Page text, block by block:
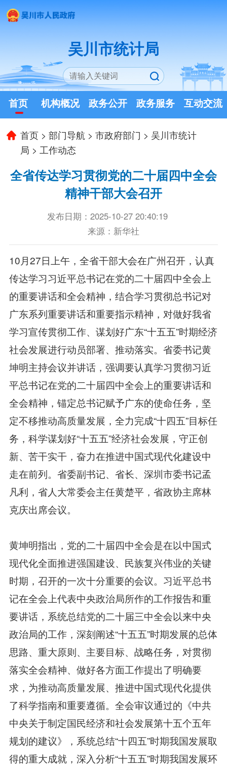
吴川市统计局
首页 机构概况 政务公开 政务服务 互动交流
首页 >部门导航 >市政府部门 > 吴川市统计
局 > 工作动态
全省传达学习贯彻党的二十届四中全会
精神干部大会召开
发布日期：2025-10-27 20:40:19
来源：新华社
10月27日上午，全省干部大会在广州召开，认真
传达学习习近平总书记在党的二十届四中全会上
的重要讲话和全会精神，结合学习贯彻总书记对
广东系列重要讲话和重要指示精神，对做好我省
学习宣传贯彻工作、谋划好广东“十五五”时期经济
社会发展进行动员部署、推动落实。省委书记黄
坤明主持会议并讲话，强调要认真学习贯彻习近
平总书记在党的二十届四中全会上的重要讲话和
全会精神，锚定总书记赋予广东的使命任务，坚
定不移推动高质量发展，全力完成“十四五”目标任
务，科学谋划好“十五五”经济社会发展，守正创
新、苦干实干，奋力在推进中国式现代化建设中
走在前列。省委副书记、省长、深圳市委书记孟
凡利，省人大常委会主任黄楚平，省政协主席林
克庆出席会议。
黄坤明指出，党的二十届四中全会是在以中国式
现代化全面推进强国建设、民族复兴伟业的关键
时期，召开的一次十分重要的会议。习近平总书
记在全会上代表中央政治局所作的工作报告和重
要讲话，系统总结党的二十届三中全会以来中央
政治局的工作，深刻阐述“十五五”时期发展的总体
思路、重大原则、主要目标、战略任务，对贯彻
落实全会精神、做好各方面工作提出了明确要
求，为推动高质量发展、推进中国式现代化提供
了科学指南和重要遵循。全会审议通过的《中共
中央关于制定国民经济和社会发展第十五个五年
规划的建议》，系统总结“十四五”时期我国发展取
得的重大成就，深入分析“十五五”时期我国发展环